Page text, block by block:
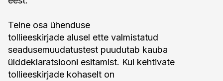
Teine osa ühenduse
tollieeskirjade alusel ette valmistatud
seadusemuudatustest puudutab kauba
ülddeklaratsiooni esitamist. Kui kehtivate
tollieeskirjade kohaselt on